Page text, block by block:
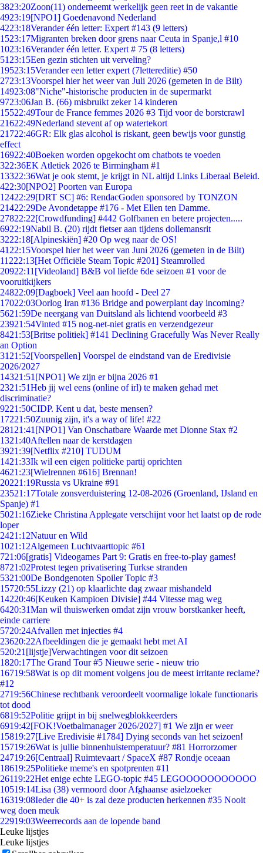
3823:20Zoon(11) onderneemt werkelijk geen reet in de vakantie
4923:19[NPO1] Goedenavond Nederland
4223:18Verander één letter: Expert #143 (9 letters)
1523:17Migranten breken door grens naar Ceuta in Spanje,l #10
1023:16Verander één letter. Expert # 75 (8 letters)
51 23:15Een gezin stichten uit verveling?
19523:15Verander een letter expert (7lettereditie) #50
2723:13Voorspel hier het weer van Juli 2026 (gemeten in de Bilt)
14923:08"Niche"-historische producten in de supermarkt
9723:06Jan B. (66) misbruikt zeker 14 kinderen
15522:49Tour de France femmes 2026 #3 Tijd voor de borstcrawl
21622:49Nederland stevent af op watertekort
21722:46GR: Elk glas alcohol is riskant, geen bewijs voor gunstig
effect
16922:40Boeken worden opgekocht om chatbots te voeden
322:36EK Atletiek 2026 te Birmingham #1
13322:36Wat je ook stemt, je krijgt in NL altijd Links Liberaal Beleid.
422:30[NPO2] Poorten van Europa
12422:29[DRT SC] #6: RendacGoden sponsored by TONZON
21422:29De Avondetappe #176 - Met Ellen ten Damme.
27822:22[Crowdfunding] #442 Golfbanen en betere projecten.....
6922:19Nabil B. (20) rijdt fietser aan tijdens dollemansrit
3222:18[Alpineskiën] #20 Op weg naar de OS!
41 22:15Voorspel hier het weer van Juni 2026 (gemeten in de Bilt)
11222:13[Het Officiële Steam Topic #201] Steamrolled
20922:11 [Videoland] B&B vol liefde 6de seizoen #1 voor de
vooruitkijkers
24822:09[Dagboek] Veel aan hoofd - Deel 27
17022:03Oorlog Iran #136 Bridge and powerplant day incoming?
5621:59De neergang van Duitsland als lichtend voorbeeld #3
23921:54Vinted #15 nog-net-niet gratis en verzendgezeur
8421:53[Britse politiek] #141 Declining Gracefully Was Never Really
an Option
31 21:52[Voorspellen] Voorspel de eindstand van de Eredivisie
2026/2027
14321:51 [NPO1] We zijn er bijna 2026 #1
2321:51Heb jij wel eens (online of irl) te maken gehad met
discriminatie?
9221:50CIDP. Kent u dat, beste mensen?
17221:50Zuunig zijn, it's a way of life! #22
281 21:41 [NPO1] Van Onschatbare Waarde met Dionne Stax #2
1321:40Aftellen naar de kerstdagen
3921:39[Netflix #210] TUDUM
1421:33Ik wil een eigen politieke partij oprichten
4621:23[Wielrennen #616] Brennan!
20221:19Russia vs Ukraine #91
23521:17Totale zonsverduistering 12-08-2026 (Groenland, IJsland en
Spanje) #1
5021:16Zieke Christina Applegate verschijnt voor het laatst op de rode
loper
2421:12Natuur en Wild
1021:12Algemeen Luchtvaarttopic #61
721:06[gratis] Videogames Part 9: Gratis en free-to-play games!
8721:02Protest tegen privatisering Turkse stranden
5321:00De Bondgenoten Spoiler Topic #3
15720:55Lizzy (21) op klaarlichte dag zwaar mishandeld
14220:46[Keuken Kampioen Divisie] #44 Vitesse mag weg
6420:31Man wil thuiswerken omdat zijn vrouw borstkanker heeft,
einde carriere
5720:24Afvallen met injecties #4
23620:22Afbeeldingen die je gemaakt hebt met AI
520:21 [lijstje]Verwachtingen voor dit seizoen
1820:17The Grand Tour #5 Nieuwe serie - nieuw trio
16719:58Wat is op dit moment volgens jou de meest irritante reclame?
#12
2719:56Chinese rechtbank veroordeelt voormalige lokale functionaris
tot dood
6819:52Politie grijpt in bij snelwegblokkeerders
6919:42[FOK!Voetbalmanager 2026/2027] #1 We zijn er weer
15819:27[Live Eredivisie #1784] Dying seconds van het seizoen!
15719:26Wat is jullie binnenhuistemperatuur? #81 Horrorzomer
24719:26[Centraal] Ruimtevaart / SpaceX #87 Rondje oceaan
18619:25Politieke meme's en spotprenten #11
26119:22Het enige echte LEGO-topic #45 LEGOOOOOOOOOOO
10519:14Lisa (38) vermoord door Afghaanse asielzoeker
16319:08Ieder die 40+ is zal deze producten herkennen #35 Nooit
weg doen meuk
22919:03Weerrecords aan de lopende band
Leuke lijstjes
Leuke lijstjes